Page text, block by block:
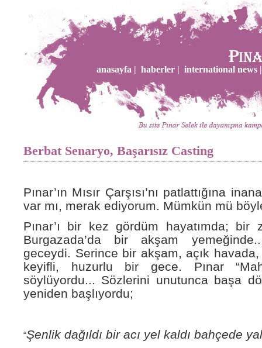
anasayfa | haberler | international news |
Berbat Senaryo, Başarısız Casting
Pınar’ın Mısır Çarşısı’nı patlattığına
var mı, merak ediyorum. Mümkün mü
Pınar’ı bir kez gördüm hayatımda; bir
Burgazada’da bir akşam
geceydi. Serince bir akşam, açık
keyifli, huzurlu bir gece. Pınar
söylüyordu... Sözlerini unutunca başa
yeniden başlıyordu;
“Şenlik dağıldı bir acı yel kaldı bahçede